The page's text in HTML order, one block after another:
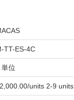
TT-ES-4C
単位
units 2-9 units